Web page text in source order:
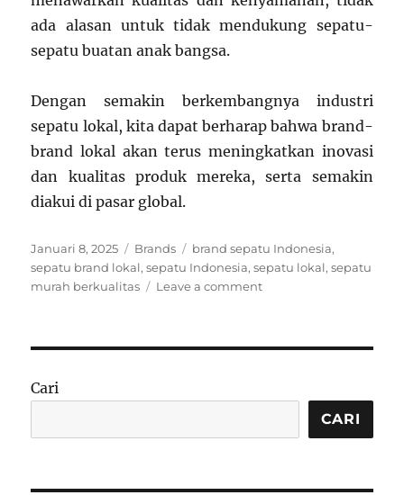
ada alasan untuk tidak mendukung sepatu-
sepatu buatan anak bangsa.
Dengan semakin berkembangnya industri
sepatu lokal, kita dapat berharap bahwa brand-
brand lokal akan terus meningkatkan inovasi
dan kualitas produk mereka, serta semakin
diakui di pasar global.
Posted
on
Januari 8, 2025 Categories
Brands Tags
brand sepatu Indonesia,
sepatu brand lokal,sepatu Indonesia,sepatu lokal,sepatu
murah berkualitas
Leave a commenton
dan
Terbaik
Cari
CARI